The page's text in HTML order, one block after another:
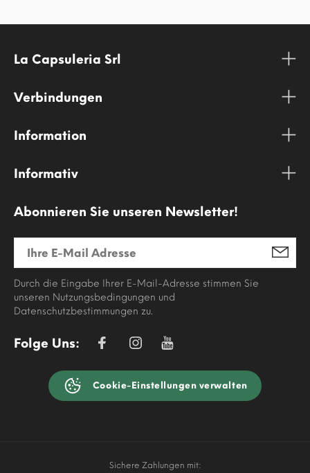
La Capsuleria Srl
Verbindungen
Information
Informativ
Abonnieren Sie unseren Newsletter!
Durch die Eingabe Ihrer E-Mail-Adresse stimmen Sie
unseren Nutzungsbedingungen und
Datenschutzbestimmungen zu.
Folge Uns:
Cookie-Einstellungen verwalten
Sichere Zahlungen mit: